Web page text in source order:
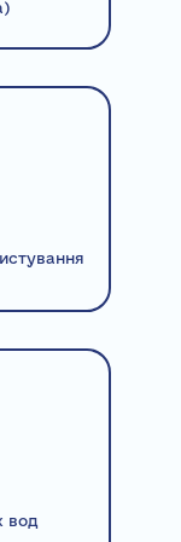
вод